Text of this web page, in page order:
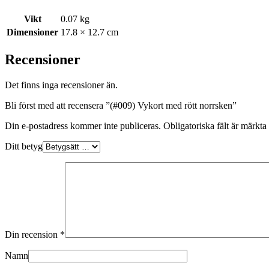
Vikt
0.07 kg
Dimensioner 17.8 × 12.7 cm
Recensioner
Det finns inga recensioner än.
Bli först med att recensera ”(#009) Vykort med rött norrsken”
Din e-postadress kommer inte publiceras. Obligatoriska fält är märkta
Ditt betyg
Din recension *
Namn